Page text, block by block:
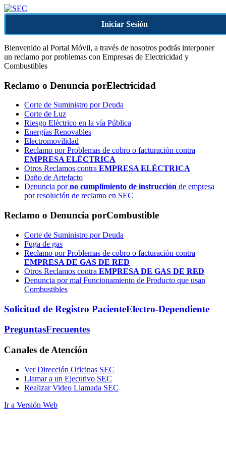
Iniciar Sesión
Bienvenido al Portal Móvil, a través de nosotros podrás interponer
un reclamo por problemas con Empresas de Electricidad y
Combustibles
Reclamo o Denuncia porElectricidad
Corte de Suministro por Deuda
Corte de Luz
Riesgo Eléctrico en la vía Pública
Energías Renovables
Electromovilidad
Reclamo por Problemas de cobro o facturación contra
EMPRESA ELÉCTRICA
Otros Reclamos contra EMPRESA ELÉCTRICA
Daño de Artefacto
Denuncia porno cumplimiento de instrucción de empresa
por resolución de reclamo en SEC
Reclamo o Denuncia porCombustible
Corte de Suministro por Deuda
Fuga de gas
Reclamo por Problemas de cobro o facturación contra
EMPRESA DE GAS DE RED
Otros Reclamos contra EMPRESA DE GAS DE RED
Denuncia por mal Funcionamiento de Producto que usan
Combustibles
Solicitud de Registro PacienteElectro-Dependiente
PreguntasFrecuentes
Canales de Atención
Ver Dirección Oficinas SEC
Llamar a un Ejecutivo SEC
Realizar Video Llamada SEC
Ir a Versión Web